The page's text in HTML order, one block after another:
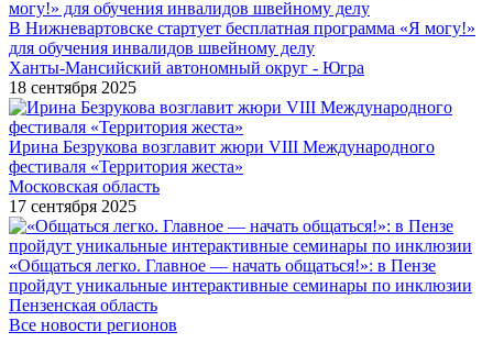
В Нижневартовске стартует бесплатная программа «Я могу!»
для обучения инвалидов швейному делу
Ханты-Мансийский автономный округ - Югра
18 сентября 2025
Ирина Безрукова возглавит жюри VIII Международного
фестиваля «Территория жеста»
Московская область
17 сентября 2025
«Общаться легко. Главное — начать общаться!»: в Пензе
пройдут уникальные интерактивные семинары по инклюзии
Пензенская область
Все новости регионов